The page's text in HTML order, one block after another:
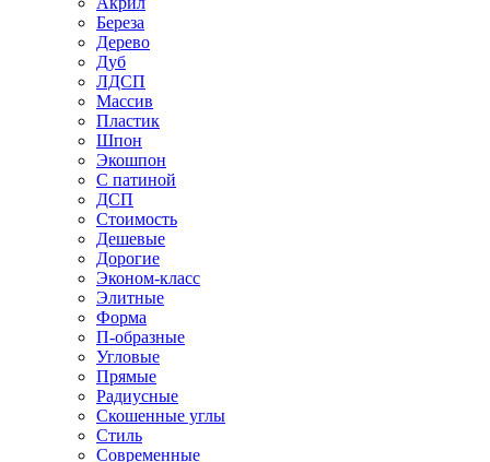
Береза
Дерево
Дуб
ЛДСП
Массив
Пластик
Шпон
Экошпон
С патиной
ДСП
Стоимость
Дешевые
Дорогие
Эконом-класс
Элитные
Форма
П-образные
Угловые
Прямые
Радиусные
Скошенные углы
Стиль
Современные